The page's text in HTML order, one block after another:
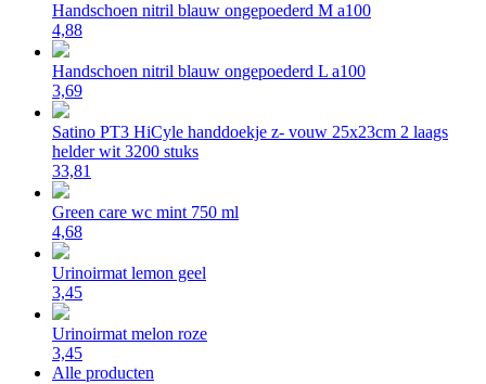
Handschoen nitril blauw ongepoederd M a100
4,88
Handschoen nitril blauw ongepoederd L a100
3,69
Satino PT3 HiCyle handdoekje z- vouw 25x23cm 2 laags
helder wit 3200 stuks
33,81
Green care wc mint 750 ml
4,68
Urinoirmat lemon geel
3,45
Urinoirmat melon roze
3,45
Alle producten